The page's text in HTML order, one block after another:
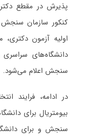
پذیرش در مقطع
کنکور سازمان سنجش
اولیه آزمون
دانشگاه‌های
سنجش اعلام می‌شود.
در ادامه، فرایند
بیومتریال برای
سنجش و برای